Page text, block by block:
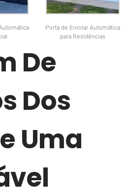
Porta de Enrolar Automática
para Residências
De
Dos
Uma